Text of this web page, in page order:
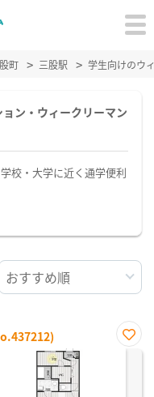
町 三股駅 学生向けのウ
ン・ウィークリーマン
学校・大学に近く通学便利
お気